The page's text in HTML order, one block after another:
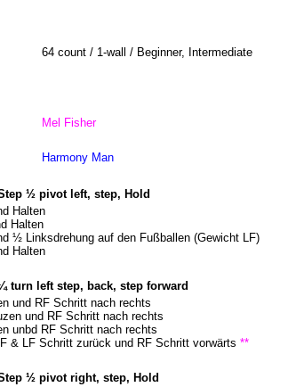
64 count / 1-wall / Beginner, Intermediate
Mel Fisher
Harmony Man
½ pivot left, step, Hold
Halten
Halten
½ Linksdrehung auf den Fußballen (Gewicht LF)
Halten
turn left step, back, step forward
und RF Schritt nach rechts
und RF Schritt nach rechts
unbd RF Schritt nach rechts
& LF Schritt zurück und RF Schritt vorwärts **
½ pivot right, step, Hold